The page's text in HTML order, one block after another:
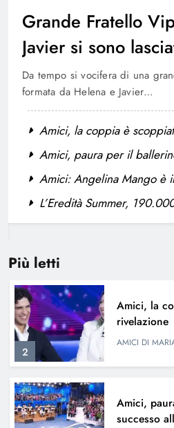
Grande Fratello
Javier si sono
Da tempo si vocifera di una
formata da Helena e Javier…
Amici, la coppia è
Amici, paura per il
storico danzatore
Amici: Angelina Mango è
L’Eredità Summer,
ghigliottina da brividi per
Più letti
7
Francesca
Shaming: il
GOSSIP
Elenoire
Martino:
Grande
si sono
2
Amici, la
rivelazione
AMICI DI
Amici,
successo